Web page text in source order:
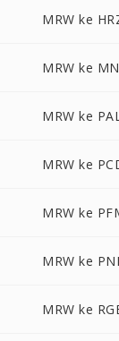
MRW ke
MRW ke
MRW ke
MRW ke
MRW ke
MRW ke
MRW ke